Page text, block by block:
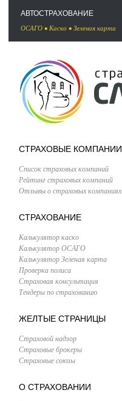
АВТОСТРАХОВАНИЕ
ОСАГО • Каско • Зеленая карта
СТРАХОВЫЕ КОМПАНИИ
Список страховых компаний
Рейтинг страховых компаний
Отзывы о страховых компаниях
СТРАХОВАНИЕ
Калькулятор каско
Калькулятор ОСАГО
Калькулятор Зеленая карта
Проверка полиса
Страховая консультация
Тендеры по страхованию
ЖЕЛТЫЕ СТРАНИЦЫ
Страховой надзор
Страховые брокеры
Страховые союзы
О СТРАХОВАНИИ